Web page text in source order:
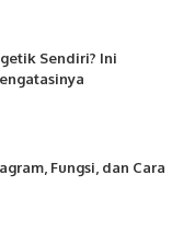
Sendiri? Ini
Fungsi, dan Cara